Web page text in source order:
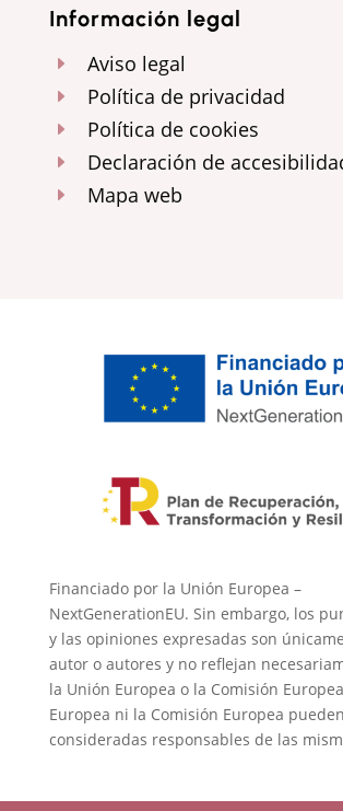
Información legal
E Aviso legal
E Política de privacidad
E Política de cookies
E Declaración de
E Mapa web
Financiado por la Unión Europea –
NextGenerationEU. Sin embargo, los
y las opiniones expresadas son
autor o autores y no reflejan
la Unión Europea o la Comisión
Europea ni la Comisión Europea
consideradas responsables de las